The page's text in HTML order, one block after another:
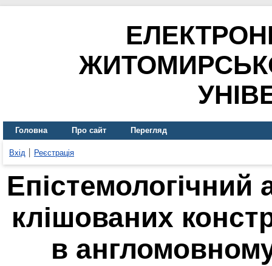
Головна Про сайт Перегляд
Вхід Реєстрація
Епістемологічний
клішованих
в